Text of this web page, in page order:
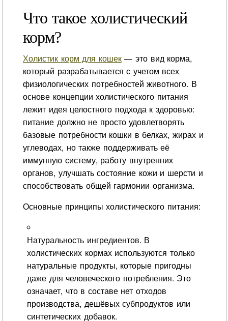
Что такое холистический
корм?
Холистик корм для кошек— это вид корма,
который разрабатывается с учетом всех
физиологических потребностей животного. В
основе концепции холистического питания
лежит идея целостного подхода к здоровью:
питание должно не просто удовлетворять
базовые потребности кошки в белках, жирах и
углеводах, но также поддерживать её
иммунную систему, работу внутренних
органов, улучшать состояние кожи и шерсти и
способствовать общей гармонии организма.
Основные принципы холистического питания:
Натуральность ингредиентов. В
холистических кормах используются только
натуральные продукты, которые пригодны
даже для человеческого потребления. Это
означает, что в составе нет отходов
производства, дешёвых субпродуктов или
синтетических добавок.